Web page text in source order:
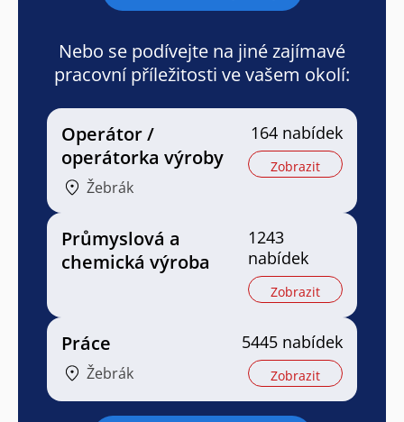
Nebo se podívejte na jiné zajímavé
pracovní příležitosti ve vašem okolí:
Operátor /
operátorka výroby
Žebrák
164 nabídek
Zobrazit
Průmyslová a
chemická výroba
1243
nabídek
Zobrazit
Práce
Žebrák
5445 nabídek
Zobrazit